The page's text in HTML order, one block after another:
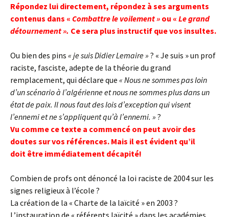
Répondez lui directement, répondez à ses arguments
contenus dans « Combattre le voilement » ou « Le grand
détournement ». Ce sera plus instructif que vos insultes.
Ou bien des pins « je suis Didier Lemaire » ? « Je suis » un prof
raciste, fasciste, adepte de la théorie du grand
remplacement, qui déclare que « Nous ne sommes pas loin
d’un scénario à l’algérienne et nous ne sommes plus dans un
état de paix. Il nous faut des lois d’exception qui visent
l’ennemi et ne s’appliquent qu’à l’ennemi. » ?
Vu comme ce texte a commencé on peut avoir des
doutes sur vos références. Mais il est évident qu’il
doit être immédiatement décapité!
Combien de profs ont dénoncé la loi raciste de 2004 sur les
signes religieux à l’école ?
La création de la « Charte de la laïcité » en 2003 ?